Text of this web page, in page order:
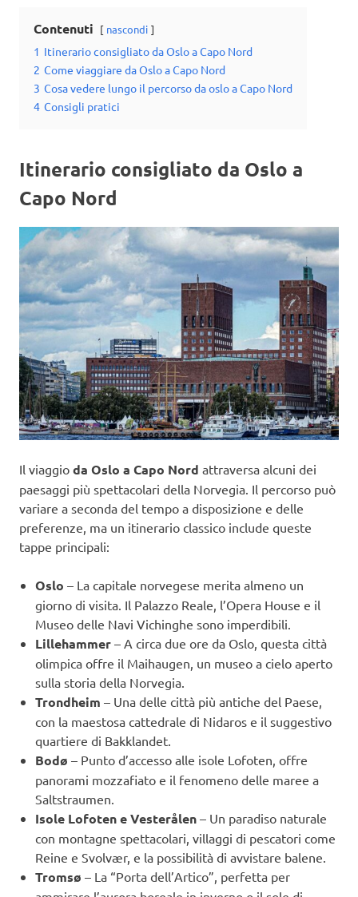
Contenuti nascondi
1 Itinerario consigliato da Oslo a Capo Nord
2 Come viaggiare da Oslo a Capo Nord
3 Cosa vedere lungo il percorso da oslo a Capo Nord
4 Consigli pratici
Itinerario consigliato da Oslo a
Capo Nord
Il viaggio da Oslo a Capo Nord attraversa alcuni dei
paesaggi più spettacolari della Norvegia. Il percorso può
variare a seconda del tempo a disposizione e delle
preferenze, ma un itinerario classico include queste
tappe principali:
Oslo – La capitale norvegese merita almeno un
giorno di visita. Il Palazzo Reale, l’Opera House e il
Museo delle Navi Vichinghe sono imperdibili.
Lillehammer – A circa due ore da Oslo, questa città
olimpica offre il Maihaugen, un museo a cielo aperto
sulla storia della Norvegia.
Trondheim – Una delle città più antiche del Paese,
con la maestosa cattedrale di Nidaros e il suggestivo
quartiere di Bakklandet.
Bodø – Punto d’accesso alle isole Lofoten, offre
panorami mozzafiato e il fenomeno delle maree a
Saltstraumen.
Isole Lofoten e Vesterålen – Un paradiso naturale
con montagne spettacolari, villaggi di pescatori come
Reine e Svolvær, e la possibilità di avvistare balene.
Tromsø – La “Porta dell’Artico”, perfetta per